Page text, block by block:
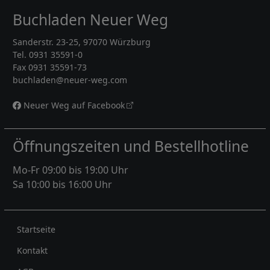
Buchladen Neuer Weg
Sanderstr. 23-25, 97070 Würzburg
Tel. 0931 35591-0
Fax 0931 35591-73
buchladen@neuer-weg.com
Neuer Weg auf Facebook
Öffnungszeiten und Bestellhotline
Mo-Fr 09:00 bis 19:00 Uhr
Sa 10:00 bis 16:00 Uhr
Rechtliches
Startseite
Kontakt